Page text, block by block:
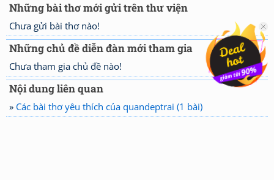
Những bài thơ mới gửi trên thư viện
Chưa gửi bài thơ nào!
Những chủ đề diễn đàn mới tham gia
Chưa tham gia chủ đề nào!
Nội dung liên quan
» Các bài thơ yêu thích của quandeptrai (1 bài)